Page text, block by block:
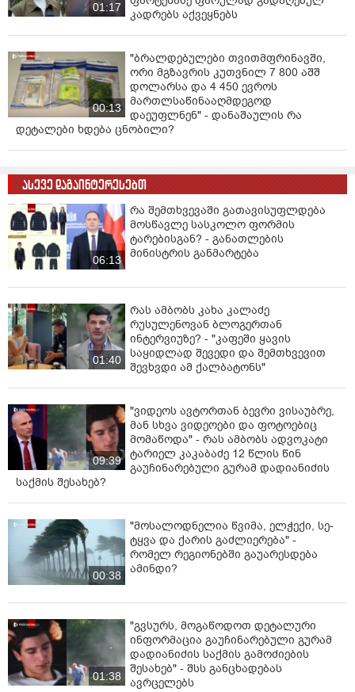
აღნიშნული მონაცემები აჩვენებს, რომ ჯამურად
ლარამდეა.
ეს ფაქტობრივი მოცემულობა ამყარებს არგუმენტს,
რომ ერთჯერადი სამართლებრივი შეღავათი
მიზანშეწონილია როგორც სოციალურ-ეკონომიკური,
განმარტებით ბარათში.
01:17
კადრებს აქვეყნებს
00:13
"ბრალდებულები თვითმფრინავში,
ორი მგზავრის კუთვნილ 7 800 აშშ
დოლარსა და 4 450 ევროს
მართლსაწინააღმდეგოდ
დაეუფლნენ" - დანაშაულის რა
დეტალები ხდება ცნობილი?
ასევე დაგაინტერესებთ
06:13
რა შემთხვევაში გათავისუფლდება
მოსწავლე სასკოლო ფორმის
ტარებისგან? - განათლების
მინისტრის განმარტება
01:40
რას ამბობს კახა კალაძე
რუსულენოვან ბლოგერთან
ინტერვიუზე? - "კაფეში ყავის
საყიდლად შევედი და შემთხვევით
შევხვდი ამ ქალბატონს"
09:39
"ვიდეოს ავტორთან ბევრი ვისაუბრე,
მან სხვა ვიდეოები და ფოტოებიც
მომაწოდა" - რას ამბობს ადვოკატი
ტარიელ კაკაბაძე 12 წლის წინ
გაუჩინარებული გურამ დადიანიძის
საქმის შესახებ?
00:38
"მოსალოდნელია წვიმა, ელ­ჭე­ქი, სე­
ტყვა და ქა­რის გაძ­ლი­ე­რე­ბა" -
რომელ რეგიონებში გაუარესდება
ამინდი?
01:38
"გვსურს, მოგაწოდოთ დეტალური
ინფორმაცია გაუჩინარებული გურამ
დადიანიძის საქმის გამოძიების
შესახებ" - შსს განცხადებას
ავრცელებს